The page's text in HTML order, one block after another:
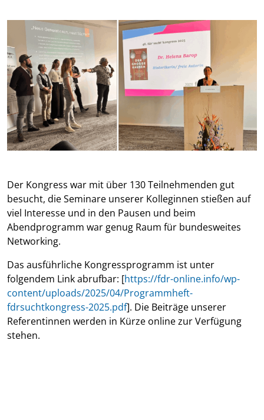
Der Kongress war mit über 130 Teilnehmenden gut
besucht, die Seminare unserer Kolleginnen stießen auf
viel Interesse und in den Pausen und beim
Abendprogramm war genug Raum für bundesweites
Networking.
Das ausführliche Kongressprogramm ist unter
folgendem Link abrufbar: [https://fdr-online.info/wp-
content/uploads/2025/04/Programmheft-
fdrsuchtkongress-2025.pdf]. Die Beiträge unserer
Referentinnen werden in Kürze online zur Verfügung
stehen.